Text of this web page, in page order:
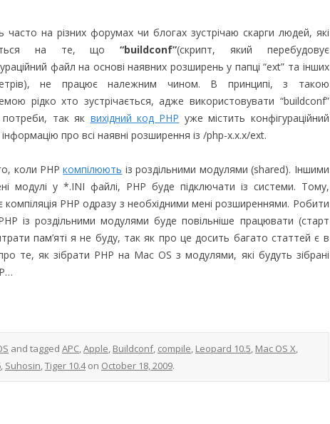
часто на різних форумах чи блогах зустрічаю скарги людей, які
на те, що“buildconf”(скрипт, який перебудовує
файл на основі наявних розширень у папці “ext” та інших
не працює належним чином. В принципі, з такою
рідко хто зустрічається, адже використовувати “buildconf”
так як вихідний код PHP уже містить конфігураційний
про всі наявні розширення із /php-x.x.x/ext.
коли PHPкомпілюють із роздільними модулями (shared). Іншими
модулі у *.INI файлі, PHP буде підключати із системи. Тому,
PHP одразу з необхідними мені розширеннями. Робити
із роздільними модулями буде повільніше працювати (старт
пам’яті я не буду, так як про це досить багато статтей є в
те, як зібрати PHP на Mac OS з модулями, які будуть зібрані
and tagged APC,Apple, Buildconf, compile, Leopard 10.5, Mac OS X,
, Suhosin,Tiger 10.4on October 18, 2009.